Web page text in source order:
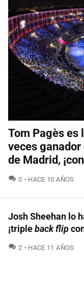
Tom Pagès es
veces
de Madrid,
0 COMENTARIOS
HACE 10 AÑOS
Josh Sheehan lo
¡tripleback flip
2 COMENTARIOS
HACE 11 AÑOS